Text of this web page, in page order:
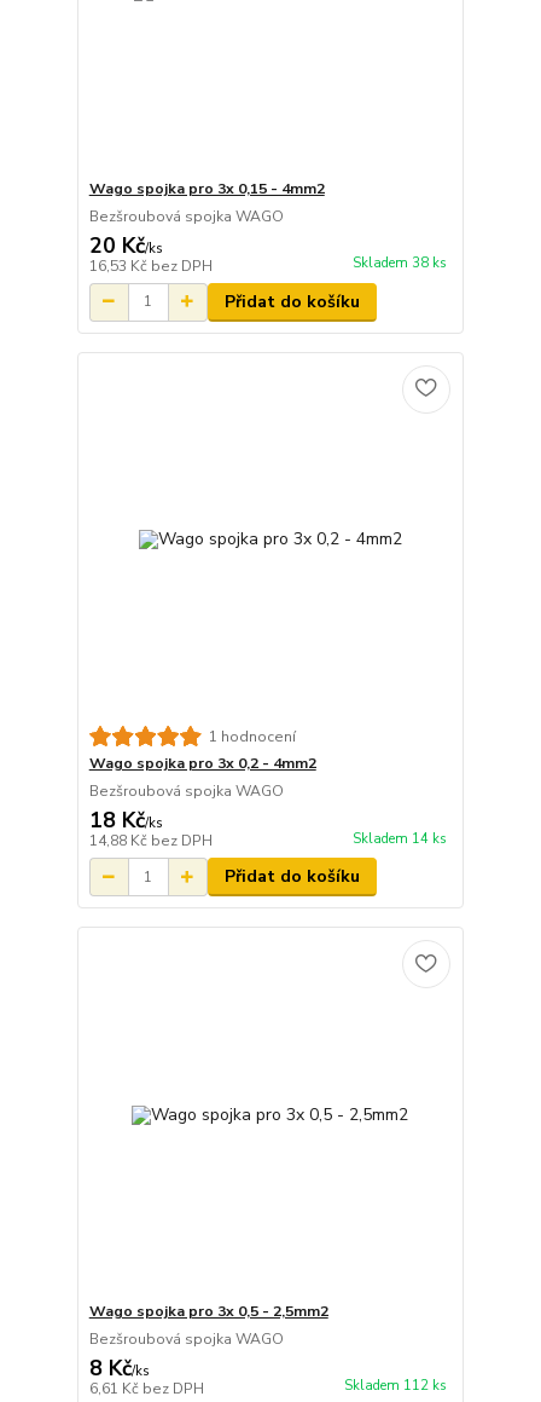
Wago spojka pro 3x 0,15 - 4mm2
Bezšroubová spojka WAGO
20 Kč/ks
16,53 Kč bez DPH Skladem 38 ks
Přidat do košíku
1 hodnocení
Wago spojka pro 3x 0,2 - 4mm2
Bezšroubová spojka WAGO
18 Kč/ks
14,88 Kč bez DPH Skladem 14 ks
Přidat do košíku
Wago spojka pro 3x 0,5 - 2,5mm2
Bezšroubová spojka WAGO
8 Kč/ks
6,61 Kč bez DPH Skladem 112 ks